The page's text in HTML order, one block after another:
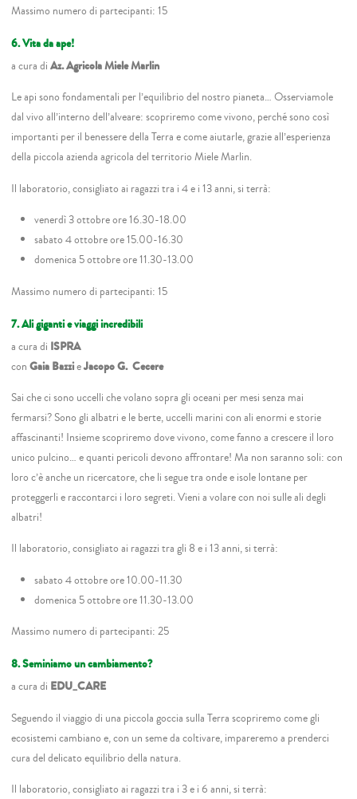
Massimo numero di partecipanti: 15
6. Vita da ape!
a cura diAz. Agricola Miele Marlin
Le api sono fondamentali per l’equilibrio del nostro pianeta… Osserviamole
dal vivo all’interno dell’alveare: scopriremo come vivono, perché sono così
importanti per il benessere della Terra e come aiutarle, grazie all’esperienza
della piccola azienda agricola del territorio Miele Marlin.
Il laboratorio, consigliato ai ragazzi tra i 4 e i 13 anni, si terrà:
venerdì 3 ottobre ore 16.30-18.00
sabato 4 ottobre ore 15.00-16.30
domenica 5 ottobre ore 11.30-13.00
Massimo numero di partecipanti: 15
7. Ali giganti e viaggi incredibili
a cura di ISPRA
conGaia BazzieJacopo G. Cecere
Sai che ci sono uccelli che volano sopra gli oceani per mesi senza mai
fermarsi? Sono gli albatri e le berte, uccelli marini con ali enormi e storie
affascinanti! Insieme scopriremo dove vivono, come fanno a crescere il loro
unico pulcino… e quanti pericoli devono affrontare! Ma non saranno soli: con
loro c’è anche un ricercatore, che li segue tra onde e isole lontane per
proteggerli e raccontarci i loro segreti. Vieni a volare con noi sulle ali degli
albatri!
Il laboratorio, consigliato ai ragazzi tra gli 8 e i 13 anni, si terrà:
sabato 4 ottobre ore 10.00-11.30
domenica 5 ottobre ore 11.30-13.00
Massimo numero di partecipanti: 25
8. Seminiamo un cambiamento?
a cura di EDU_CARE
Seguendo il viaggio di una piccola goccia sulla Terra scopriremo come gli
ecosistemi cambiano e, con un seme da coltivare, impareremo a prenderci
cura del delicato equilibrio della natura.
Il laboratorio, consigliato ai ragazzi tra i 3 e i 6 anni, si terrà: